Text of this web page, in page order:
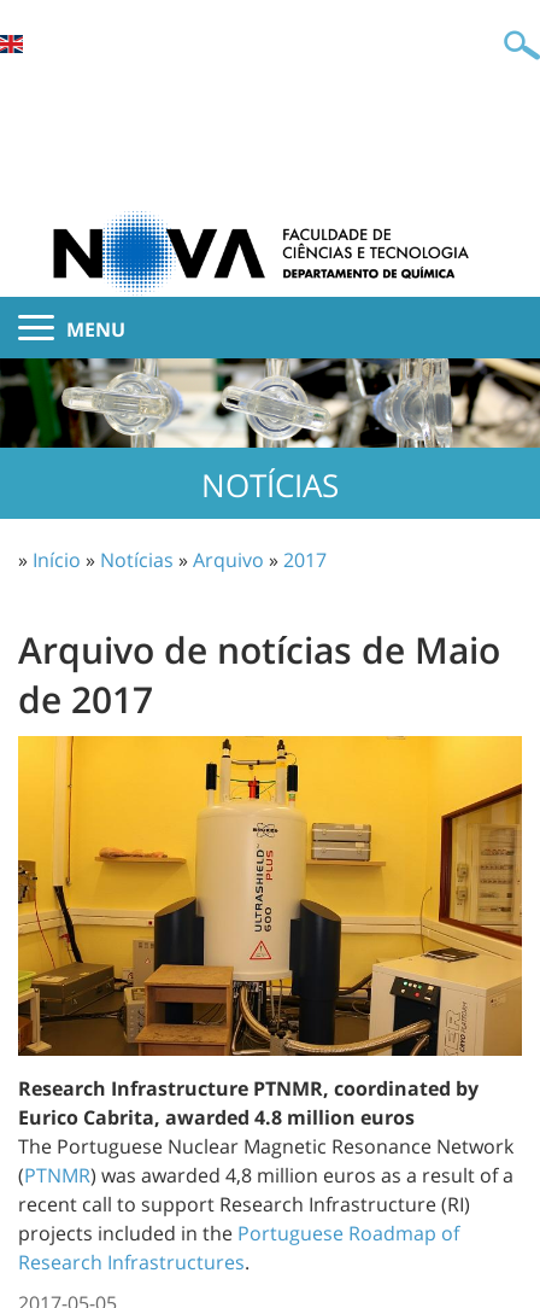
MENU
NOTÍCIAS
» Início » Notícias »Arquivo »2017
Arquivo de notícias de Maio
de 2017
Research Infrastructure PTNMR, coordinated by
Eurico Cabrita, awarded 4.8 million euros
The Portuguese Nuclear Magnetic Resonance Network
(PTNMR) was awarded 4,8 million euros as a result of a
recent call to support Research Infrastructure (RI)
projects included in the Portuguese Roadmap of
Research Infrastructures.